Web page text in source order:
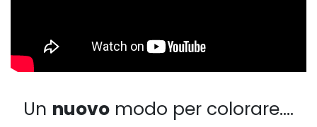
Un nuovo modo per colorare....